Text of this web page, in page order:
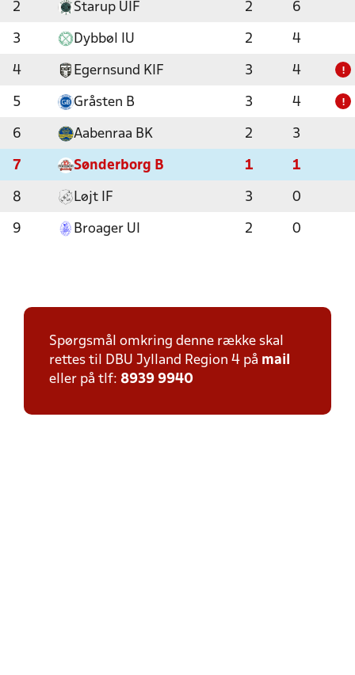
2 Starup UIF 2 6
3 Dybbøl IU 2 4
4 Egernsund KIF 3 4 !
5 Gråsten B 3 4 !
6 Aabenraa BK 2 3
7 Sønderborg B 1 1
8 Løjt IF 3 0
9 Broager UI 2 0
Spørgsmål omkring denne række skal
rettes til DBU Jylland Region 4 på mail
eller på tlf: 8939 9940